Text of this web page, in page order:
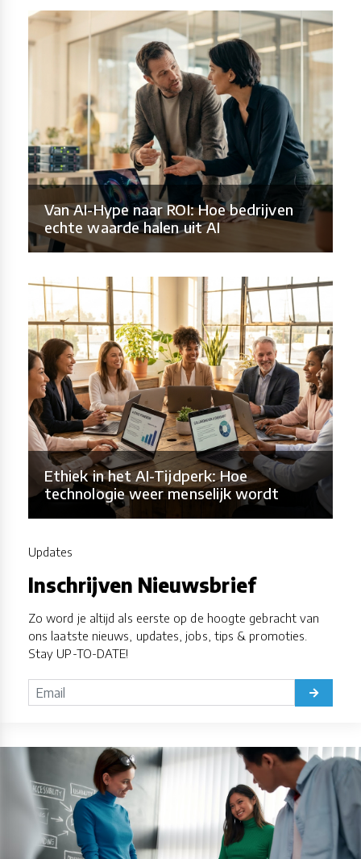
Van AI-Hype naar ROI: Hoe bedrijven
echte waarde halen uit AI
Ethiek in het AI-Tijdperk: Hoe
technologie weer menselijk wordt
Updates
Inschrijven Nieuwsbrief
Zo word je altijd als eerste op de hoogte gebracht van
ons laatste nieuws, updates, jobs, tips & promoties.
Stay UP-TO-DATE!